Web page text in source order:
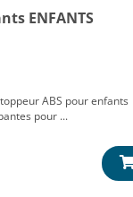
ENFANTS
ABS pour enfants
pour ...